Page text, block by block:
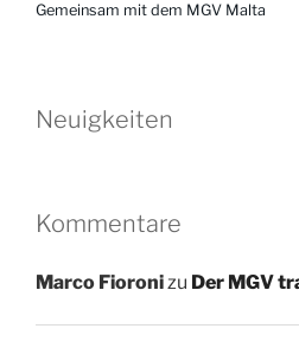
Gemeinsam mit dem MGV Malta
Neuigkeiten
Kommentare
Marco Fioroni zu Der MGV